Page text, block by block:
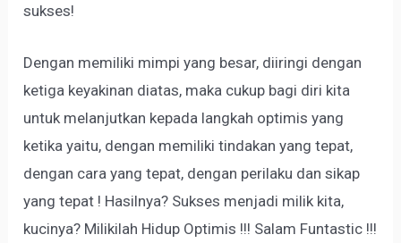
sukses!
Dengan memiliki mimpi yang besar, diiringi dengan
ketiga keyakinan diatas, maka cukup bagi diri kita
untuk melanjutkan kepada langkah optimis yang
ketika yaitu, dengan memiliki tindakan yang tepat,
dengan cara yang tepat, dengan perilaku dan sikap
yang tepat ! Hasilnya? Sukses menjadi milik kita,
kucinya? Milikilah Hidup Optimis !!! Salam Funtastic !!!